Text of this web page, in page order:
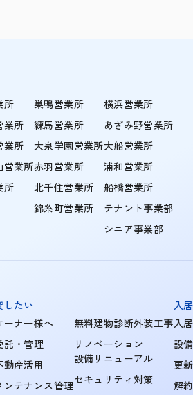
所
業所
業所
営業所
所
巣鴨営業所
練馬営業所
大泉学園営業所
赤羽営業所
北千住営業所
錦糸町営業所
横浜営業所
あざみ野営業所
大船営業所
浦和営業所
船橋営業所
テナント事業部
シニア事業部
したい
ーナー様へ
託・管理
動産活用
ンテナンス管理
無料建物診断外装工事
リノベーション
設備リニューアル
セキュリティ対策
入
入
設
更
解